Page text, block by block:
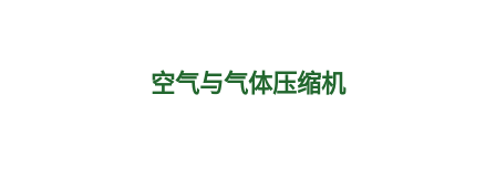
空气与气体压缩机